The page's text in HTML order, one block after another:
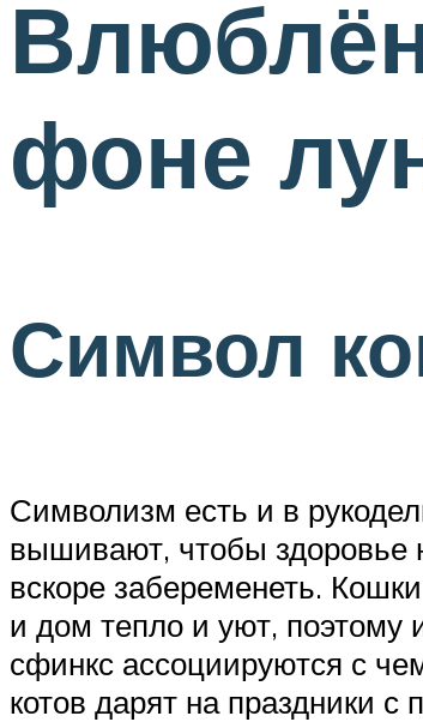
фоне
Символ
Символизм есть и в
вышивают, чтобы здоровье
вскоре забеременеть.
и дом тепло и уют, поэтому
сфинкс ассоциируются с
котов дарят на праздники